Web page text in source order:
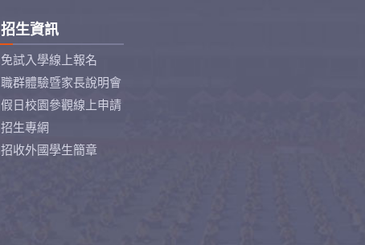
招生資訊
免試入學線上報名
職群體驗暨家長說明會
假日校園參觀線上申請
招生專網
招收外國學生簡章